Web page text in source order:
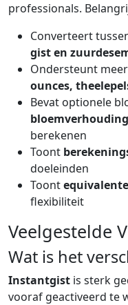
professionals.
Converteert
gist en
Ondersteunt
ounces,
Bevat optionele
bloemverhouding
berekenen
Toont
doeleinden
Toont
flexibiliteit
Veelgestelde
Wat is het
Instantgist is sterk
vooraf geactiveerd te